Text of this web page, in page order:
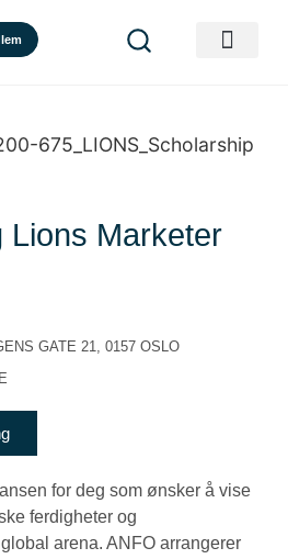
Lions Marketer
GATE 21, 0157 OSLO
for deg som ønsker å vise
ferdigheter og
arena. ANFO arrangerer